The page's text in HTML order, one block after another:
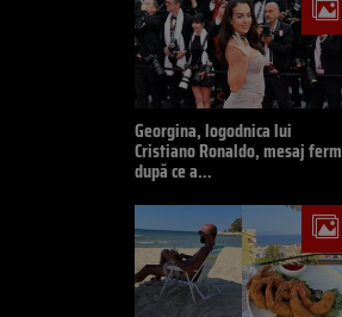
Georgina, logodnica lui
Cristiano Ronaldo, mesaj ferm
după ce a…